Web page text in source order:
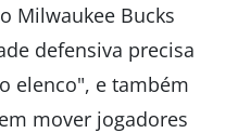
Milwaukee Bucks
defensiva precisa
elenco", e também
mover jogadores